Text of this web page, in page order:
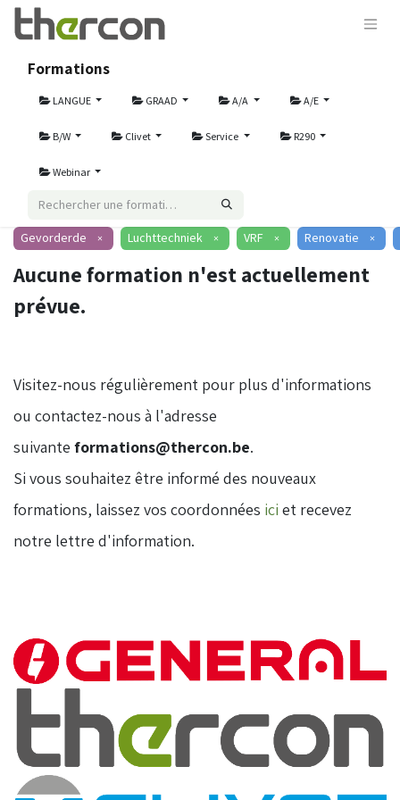
Formations
LANGUE GRAAD A/A A/E
B/W Clivet Service R290
Webinar
Gevorderde × Luchttechniek × VRF × Renovatie ×
Aucune formation n'est actuellement
prévue.
Visitez-nous régulièrement pour plus d'informations
ou contactez-nous à l'adresse
suivante formations@thercon.be.
​Si vous souhaitez être informé des nouveaux
formations, laissez vos coordonnées ici et recevez
notre lettre d'information.